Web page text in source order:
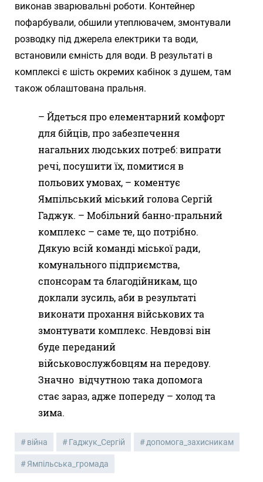
виконав зварювальні роботи. Контейнер
пофарбували, обшили утеплювачем, змонтували
розводку під джерела електрики та води,
встановили ємність для води. В результаті в
комплексі є шість окремих кабінок з душем, там
також облаштована пральня.
– Йдеться про елементарний комфорт
для бійців, про забезпечення
нагальних людських потреб: випрати
речі, посушити їх, помитися в
польових умовах, – коментує
Ямпільський міський голова Сергій
Гаджук. – Мобільний банно-пральний
комплекс – саме те, що потрібно.
Дякую всій команді міської ради,
комунального підприємства,
спонсорам та благодійникам, що
доклали зусиль, аби в результаті
виконати прохання військових та
змонтувати комплекс. Невдовзі він
буде переданий
військовослужбовцям на передову.
Значно відчутною така допомога
стає зараз, адже попереду – холод та
зима.
війна Гаджук_Сергій допомога_захисникам
Ямпільська_громада